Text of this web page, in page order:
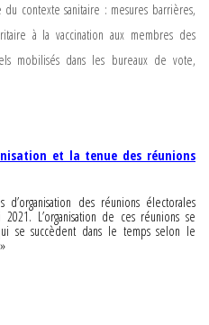
contexte sanitaire : mesures barrières,
à la vaccination aux membres des
mobilisés dans les bureaux de vote,
et la tenue des réunions
des réunions électorales
L’organisation de ces réunions se
se succèdent dans le temps selon le